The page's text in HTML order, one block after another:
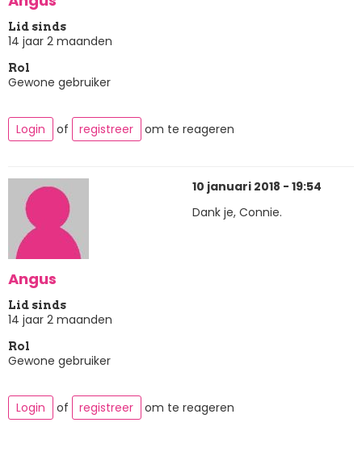
Lid sinds
14 jaar 2 maanden
Rol
Gewone gebruiker
Login of registreer om te reageren
Angus
Lid sinds
14 jaar 2 maanden
Rol
Gewone gebruiker
10 januari 2018 - 19:54
Dank je, Connie.
Login of registreer om te reageren